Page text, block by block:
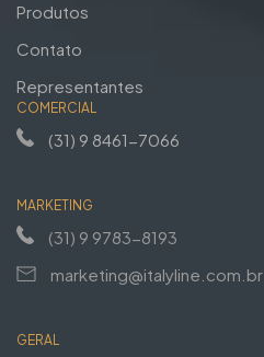
Produtos
Contato
Representantes
COMERCIAL
(31) 9 8461-7066
MARKETING
(31) 9 9783-8193
marketing@italyline.com.br
GERAL